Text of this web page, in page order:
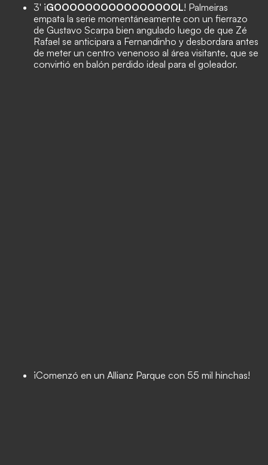
3' ¡GOOOOOOOOOOOOOOOOL! Palmeiras
empata la serie momentáneamente con un fierrazo
de Gustavo Scarpa bien angulado luego de que Zé
Rafael se anticipara a Fernandinho y desbordara antes
de meter un centro venenoso al área visitante, que se
convirtió en balón perdido ideal para el goleador.
¡Comenzó en un Allianz Parque con 55 mil hinchas!